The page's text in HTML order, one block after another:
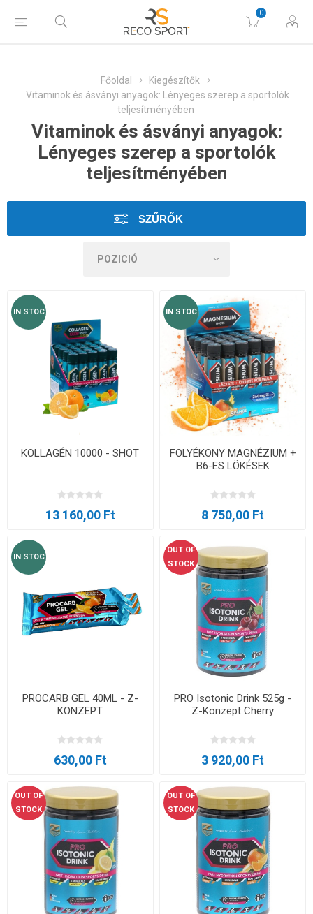
0
Főoldal
Kiegészítők
Vitaminok és ásványi anyagok: Lényeges szerep a sportolók
teljesítményében
Vitaminok és ásványi anyagok:
Lényeges szerep a sportolók
teljesítményében
SZŰRŐK
IN STOC
KOLLAGÉN 10000 - SHOT
13 160,00 Ft
IN STOC
FOLYÉKONY MAGNÉZIUM +
B6-ES LÖKÉSEK
8 750,00 Ft
IN STOC
PROCARB GEL 40ML - Z-
KONZEPT
630,00 Ft
OUT OF
STOCK
PRO Isotonic Drink 525g -
Z-Konzept Cherry
3 920,00 Ft
OUT OF
STOCK
OUT OF
STOCK